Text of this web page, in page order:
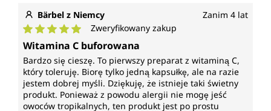
Bärbel z Niemcy Zanim 4 lat
Średnia ocena 5 z 5 gwiazdek
Zweryfikowany zakup
Witamina C buforowana
Bardzo się cieszę. To pierwszy preparat z witaminą C,
który toleruję. Biorę tylko jedną kapsułkę, ale na razie
jestem dobrej myśli. Dziękuję, że istnieje taki świetny
produkt. Ponieważ z powodu alergii nie mogę jeść
owoców tropikalnych, ten produkt jest po prostu